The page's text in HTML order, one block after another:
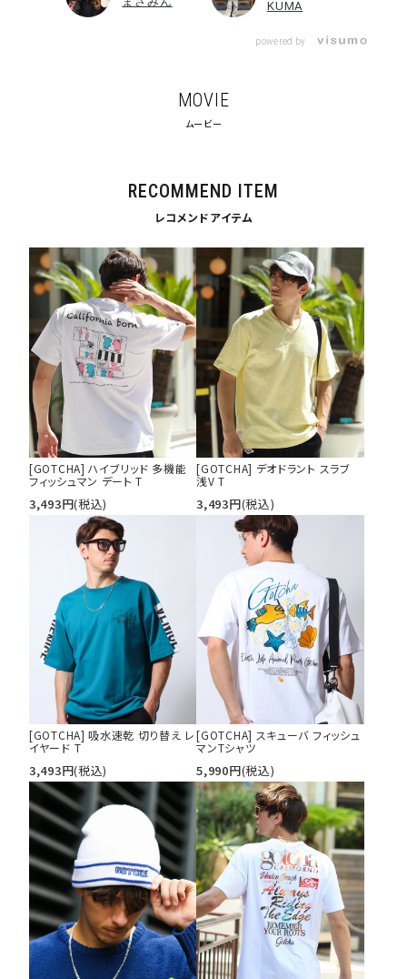
カテゴリ
M
XXL
KIDS
tune 絞り込んで検索する
KUMA
powered by
MOVIE
ムービー
RECOMMEND ITEM
レコメンドアイテム
[GOTCHA] ハイブリッド 多機能
フィッシュマン デート T
3,493円(税込)
[GOTCHA] デオドラント スラブ
浅V T
3,493円(税込)
[GOTCHA] 吸水速乾 切り替え レ
イヤード T
3,493円(税込)
[GOTCHA] スキューバ フィッシュ
マンTシャツ
5,990円(税込)